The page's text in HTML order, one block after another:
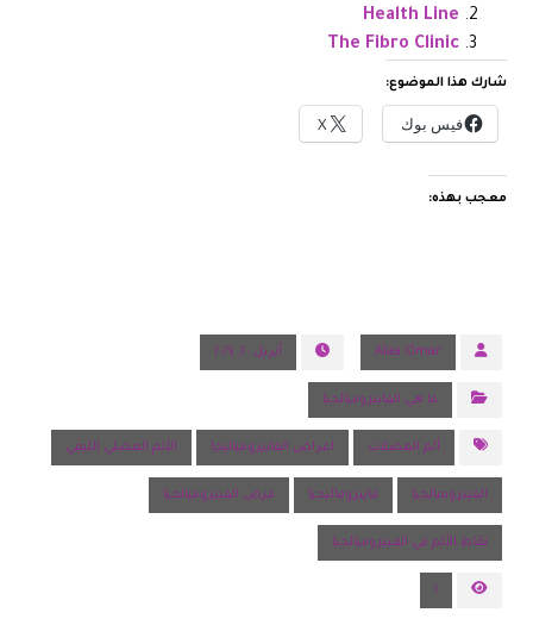
Health Line
The Fibro Clinic
شارك هذا الموضوع:
فيس بوك X
معجب بهذه:
Alaa Omar أبريل ٢٠, ٢٠٢٤
ما هي الفايبروميالجيا
ألم العضلات اعراض الفايبرومياليجا الألم العضلي الليفي
الفيبروميالجيا فايبروماليجيا مرض الفيبروميالجيا
نقاط الألم في الفيبروميالجيا
١